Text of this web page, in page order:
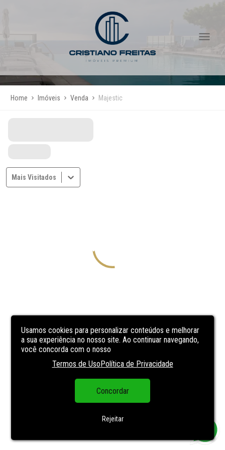
Usamos cookies para personalizar conteúdos e melhorar
a sua experiência no nosso site. Ao continuar navegando,
você concorda com o nosso
Termos de UsoPolítica de Privacidade
Concordar
Rejeitar
Home Imóveis Venda Majestic
Mais Visitados